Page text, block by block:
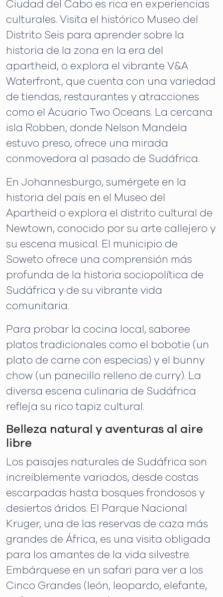
Ciudad del Cabo es rica en experiencias
culturales. Visita el histórico Museo del
Distrito Seis para aprender sobre la
historia de la zona en la era del
apartheid, o explora el vibrante V&A
Waterfront, que cuenta con una variedad
de tiendas, restaurantes y atracciones
como el Acuario Two Oceans. La cercana
isla Robben, donde Nelson Mandela
estuvo preso, ofrece una mirada
conmovedora al pasado de Sudáfrica.
En Johannesburgo, sumérgete en la
historia del país en el Museo del
Apartheid o explora el distrito cultural de
Newtown, conocido por su arte callejero y
su escena musical. El municipio de
Soweto ofrece una comprensión más
profunda de la historia sociopolítica de
Sudáfrica y de su vibrante vida
comunitaria.
Para probar la cocina local, saboree
platos tradicionales como el bobotie (un
plato de carne con especias) y el bunny
chow (un panecillo relleno de curry). La
diversa escena culinaria de Sudáfrica
refleja su rico tapiz cultural.
Belleza natural y aventuras al aire
libre
Los paisajes naturales de Sudáfrica son
increíblemente variados, desde costas
escarpadas hasta bosques frondosos y
desiertos áridos. El Parque Nacional
Kruger, una de las reservas de caza más
grandes de África, es una visita obligada
para los amantes de la vida silvestre.
Embárquese en un safari para ver a los
Cinco Grandes (león, leopardo, elefante,